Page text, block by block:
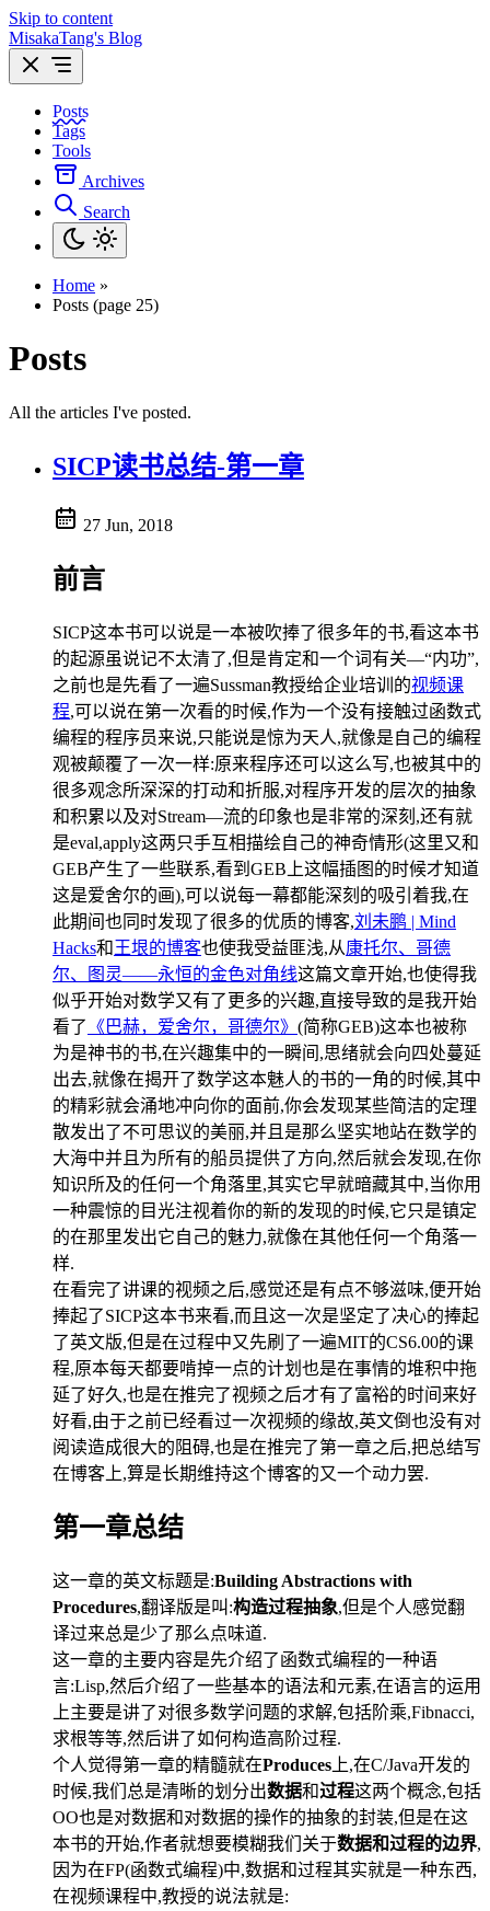
Skip to content
MisakaTang's Blog
Posts
Tags
Tools
Archives
Search
Home »
Posts (page 25)
Posts
All the articles I've posted.
SICP读书总结-第一章
27 Jun, 2018
前言
SICP这本书可以说是一本被吹捧了很多年的书,看这本书
的起源虽说记不太清了,但是肯定和一个词有关—“内功”,
之前也是先看了一遍Sussman教授给企业培训的视频课
程,可以说在第一次看的时候,作为一个没有接触过函数式
编程的程序员来说,只能说是惊为天人,就像是自己的编程
观被颠覆了一次一样:原来程序还可以这么写,也被其中的
很多观念所深深的打动和折服,对程序开发的层次的抽象
和积累以及对Stream—流的印象也是非常的深刻,还有就
是eval,apply这两只手互相描绘自己的神奇情形(这里又和
GEB产生了一些联系,看到GEB上这幅插图的时候才知道
这是爱舍尔的画),可以说每一幕都能深刻的吸引着我,在
此期间也同时发现了很多的优质的博客,刘未鹏 | Mind
Hacks和 王垠的博客也使我受益匪浅,从康托尔、哥德
尔、图灵——永恒的金色对角线这篇文章开始,也使得我
似乎开始对数学又有了更多的兴趣,直接导致的是我开始
看了 《巴赫，爱舍尔，哥德尔》 (简称GEB)这本也被称
为是神书的书,在兴趣集中的一瞬间,思绪就会向四处蔓延
出去,就像在揭开了数学这本魅人的书的一角的时候,其中
的精彩就会涌地冲向你的面前,你会发现某些简洁的定理
散发出了不可思议的美丽,并且是那么坚实地站在数学的
大海中并且为所有的船员提供了方向,然后就会发现,在你
知识所及的任何一个角落里,其实它早就暗藏其中,当你用
一种震惊的目光注视着你的新的发现的时候,它只是镇定
的在那里发出它自己的魅力,就像在其他任何一个角落一
样.
在看完了讲课的视频之后,感觉还是有点不够滋味,便开始
捧起了SICP这本书来看,而且这一次是坚定了决心的捧起
了英文版,但是在过程中又先刷了一遍MIT的CS6.00的课
程,原本每天都要啃掉一点的计划也是在事情的堆积中拖
延了好久,也是在推完了视频之后才有了富裕的时间来好
好看,由于之前已经看过一次视频的缘故,英文倒也没有对
阅读造成很大的阻碍,也是在推完了第一章之后,把总结写
在博客上,算是长期维持这个博客的又一个动力罢.
第一章总结
这一章的英文标题是:Building Abstractions with
Procedures,翻译版是叫:构造过程抽象,但是个人感觉翻
译过来总是少了那么点味道.
这一章的主要内容是先介绍了函数式编程的一种语
言:Lisp,然后介绍了一些基本的语法和元素,在语言的运用
上主要是讲了对很多数学问题的求解,包括阶乘,Fibnacci,
求根等等,然后讲了如何构造高阶过程.
个人觉得第一章的精髓就在Produces 上,在C/Java开发的
时候,我们总是清晰的划分出数据和过程这两个概念,包括
OO也是对数据和对数据的操作的抽象的封装,但是在这
本书的开始,作者就想要模糊我们关于数据和过程的边界,
因为在FP(函数式编程)中,数据和过程其实就是一种东西,
在视频课程中,教授的说法就是: